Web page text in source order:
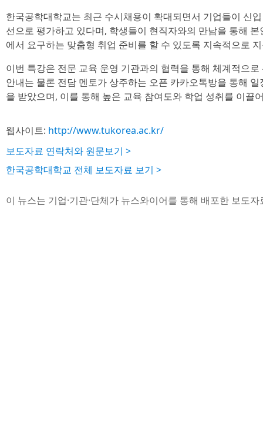
한국공학대학교는 최근 수시채용이 확대되면서 기업들이 신
선으로 평가하고 있다며, 학생들이 현직자와의 만남을 통해
에서 요구하는 맞춤형 취업 준비를 할 수 있도록 지속적으로
이번 특강은 전문 교육 운영 기관과의 협력을 통해 체계적으
안내는 물론 전담 멘토가 상주하는 오픈 카카오톡방을 통해
을 받았으며, 이를 통해 높은 교육 참여도와 학업 성취를 이끌
웹사이트: http://www.tukorea.ac.kr/
보도자료 연락처와 원문보기 >
한국공학대학교 전체 보도자료 보기 >
이 뉴스는 기업·기관·단체가 뉴스와이어를 통해 배포한 보도